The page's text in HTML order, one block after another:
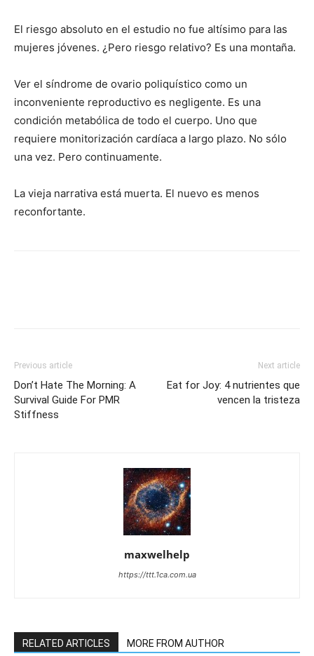
El riesgo absoluto en el estudio no fue altísimo para las
mujeres jóvenes. ¿Pero riesgo relativo? Es una montaña.
Ver el síndrome de ovario poliquístico como un
inconveniente reproductivo es negligente. Es una
condición metabólica de todo el cuerpo. Uno que
requiere monitorización cardíaca a largo plazo. No sólo
una vez. Pero continuamente.
La vieja narrativa está muerta. El nuevo es menos
reconfortante.
Previous article
Don’t Hate The Morning: A
Survival Guide For PMR
Stiffness
Next article
Eat for Joy: 4 nutrientes que
vencen la tristeza
maxwelhelp
https://ttt.1ca.com.ua
RELATED ARTICLES MORE FROM AUTHOR